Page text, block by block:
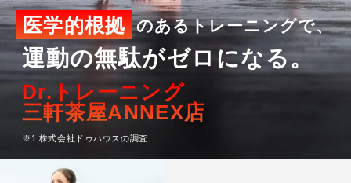
医学的根拠 のあるトレーニングで、
運動の無駄がゼロになる。
Dr.トレーニング
三軒茶屋ANNEX店
※1 株式会社ドゥハウスの調査
TRAINING
トレーニング
METHOD